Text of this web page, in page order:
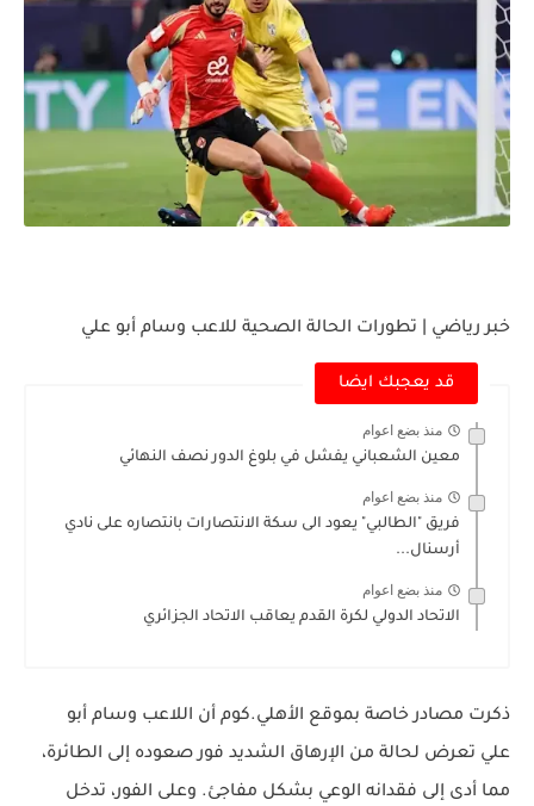
خبر رياضي | تطورات الحالة الصحية للاعب وسام أبو علي
قد يعجبك ايضا
منذ بضع اعوام
معين الشعباني يفشل في بلوغ الدور نصف النهائي
منذ بضع اعوام
فريق "الطالبي" يعود الى سكة الانتصارات بانتصاره على نادي
أرسنال...
منذ بضع اعوام
الاتحاد الدولي لكرة القدم يعاقب الاتحاد الجزائري
ذكرت مصادر خاصة بموقع الأهلي.كوم أن اللاعب وسام أبو
علي تعرض لحالة من الإرهاق الشديد فور صعوده إلى الطائرة،
مما أدى إلى فقدانه الوعي بشكل مفاجئ. وعلى الفور، تدخل